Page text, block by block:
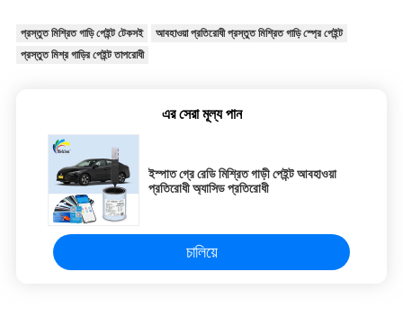
প্রস্তুত মিশ্রিত গাড়ি পেইন্ট টেকসই
আবহাওয়া প্রতিরোধী প্রস্তুত মিশ্রিত গাড়ি স্প্রে পেইন্ট
প্রস্তুত মিশ্র গাড়ির পেইন্ট তাপরোধী
এর সেরা মূল্য পান
ইস্পাত গ্রে রেডি মিশ্রিত গাড়ী পেইন্ট আবহাওয়া
প্রতিরোধী অ্যাসিড প্রতিরোধী
চালিয়ে